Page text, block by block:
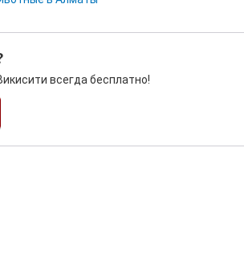
всегда бесплатно!